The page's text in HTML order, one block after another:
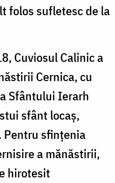
folos sufletesc de la
Cuviosul Calinic a
Cernica, cu
Sfântului Ierarh
sfânt locaș,
Pentru sfințenia
a mănăstirii,
hirotesit